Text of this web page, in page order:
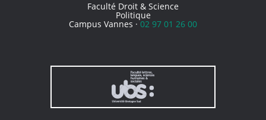
Faculté Droit & Science
Politique
Campus Vannes ·02 97 01 26 00